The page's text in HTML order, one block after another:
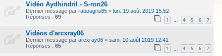
Vidéo Aydhindril - S-ron26
Dernier message par rabougris85 « lun. 19 août 2019 15:52
Réponses : 69 1 … 4 5 6 7
Vidéos d'arcxray06
Dernier message par arcxray06 « sam. 10 août 2019 12:41
Réponses : 65 1 4 5 6 7